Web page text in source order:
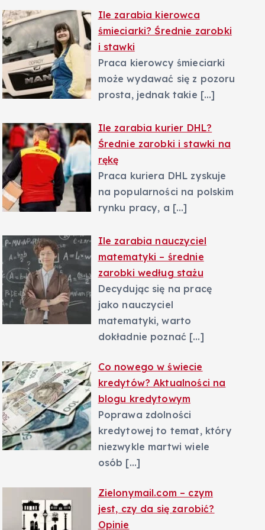
Ile zarabia kierowca
śmieciarki? Średnie zarobki
i stawki
Praca kierowcy śmieciarki
może wydawać się z pozoru
prosta, jednak takie […]
Ile zarabia kurier DHL?
Średnie zarobki i stawki na
rękę
Praca kuriera DHL zyskuje
na popularności na polskim
rynku pracy, a […]
Ile zarabia nauczyciel
matematyki – średnie
zarobki według stażu
Decydując się na pracę
jako nauczyciel
matematyki, warto
dokładnie poznać […]
Co nowego w świecie
kredytów? Aktualności na
blogu kredytowym
Poprawa zdolności
kredytowej to temat, który
niezwykle martwi wiele
osób […]
Zielonymail.com – czym
jest, czy da się zarobić?
Opinie